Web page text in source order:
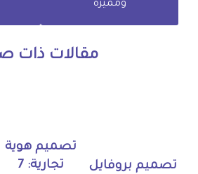
ومميزة
مقالات ذات
تصميم بروفايل
تصميم هوية
تجارية: 7